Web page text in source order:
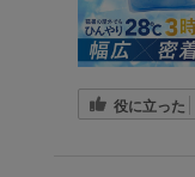
役に立った